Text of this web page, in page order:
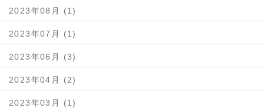
2023年08月 (1)
2023年07月 (1)
2023年06月 (3)
2023年04月 (2)
2023年03月 (1)